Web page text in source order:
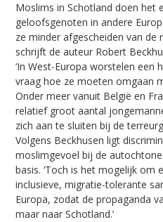
Moslims in Schotland doen het
geloofsgenoten in andere
ze minder afgescheiden van de
schrijft de auteur Robert
‘In West-Europa worstelen een
vraag hoe ze moeten omgaan
Onder meer vanuit België en
relatief groot aantal
zich aan te sluiten bij de
Volgens Beckhusen ligt
moslimgevoel bij de
basis. ‘Toch is het mogelijk om
inclusieve, migratie-tolerante
Europa, zodat de propaganda
maar naar Schotland.’